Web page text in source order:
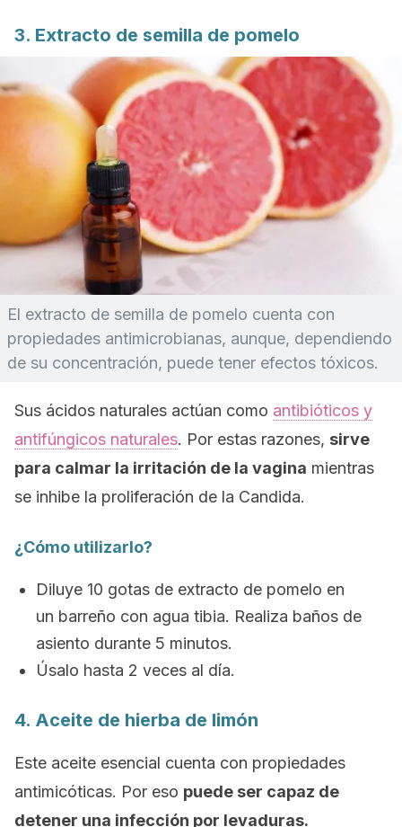
3. Extracto de semilla de pomelo
El extracto de semilla de pomelo cuenta con
propiedades antimicrobianas, aunque, dependiendo
de su concentración, puede tener efectos tóxicos.
Sus ácidos naturales actúan como antibióticos y
antifúngicos naturales. Por estas razones, sirve
para calmar la irritación de la vagina mientras
se inhibe la proliferación de la Candida.
¿Cómo utilizarlo?
Diluye 10 gotas de extracto de pomelo en
un barreño con agua tibia. Realiza baños de
asiento durante 5 minutos.
Úsalo hasta 2 veces al día.
4. Aceite de hierba de limón
Este aceite esencial cuenta con propiedades
antimicóticas. Por eso puede ser capaz de
detener una infección por levaduras.